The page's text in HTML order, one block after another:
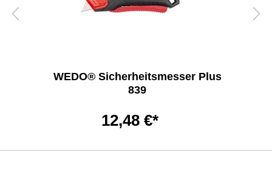
WEDO® Sicherheitsmesser Plus
839
12,48 €*